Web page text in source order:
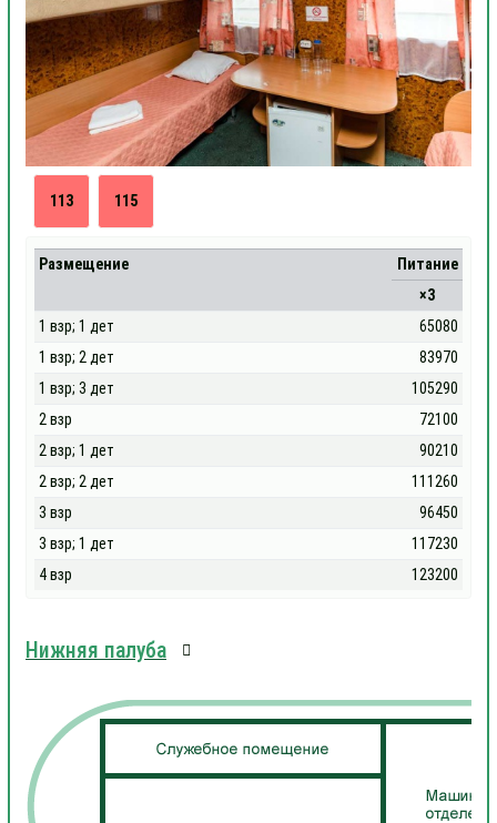
113 115
Размещение
Питание
×3
1 взр; 1 дет
65080
1 взр; 2 дет
83970
1 взр; 3 дет
105290
2 взр
72100
2 взр; 1 дет
90210
2 взр; 2 дет
111260
3 взр
96450
3 взр; 1 дет
117230
4 взр
123200
Нижняя палуба